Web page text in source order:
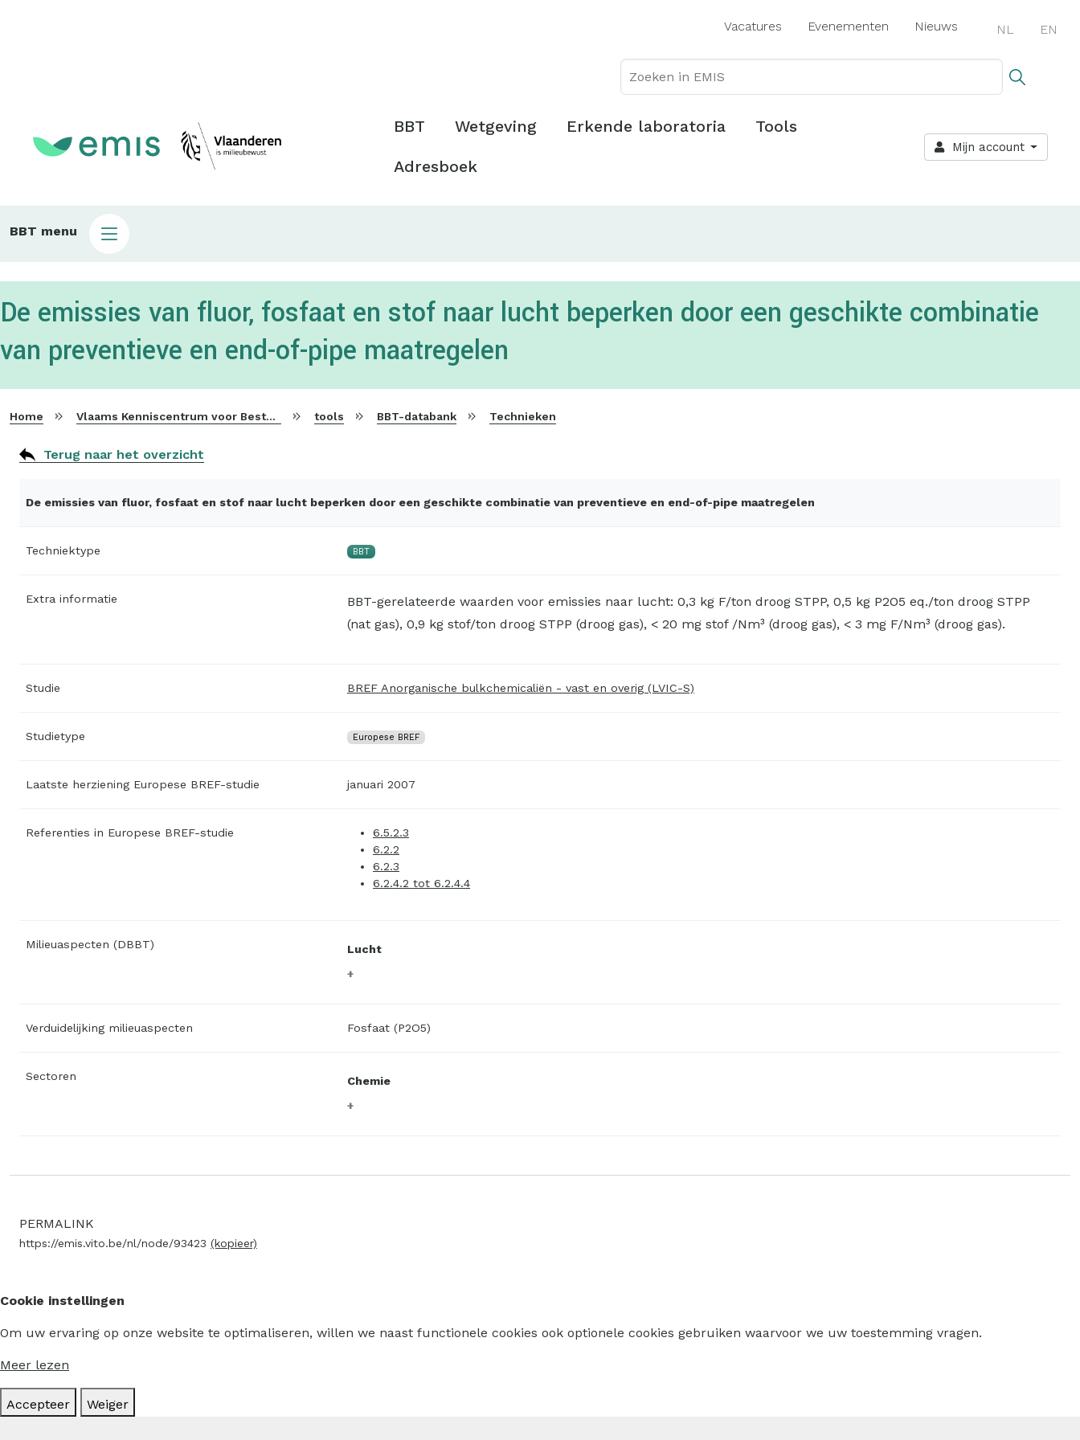
Vacatures Evenementen Nieuws NL EN
Hoofdmenu
BBT Wetgeving Erkende laboratoria Tools
Adresboek
Mijn account
Main
bbt
BBT menu
De emissies van fluor, fosfaat en stof naar lucht beperken door een geschikte combinatie
van preventieve en end-of-pipe maatregelen
Home Vlaams Kenniscentrum voor Beste Beschikbare Technieken tools BBT-databank Technieken
Terug naar het overzicht
De emissies van fluor, fosfaat en stof naar lucht beperken door een geschikte combinatie van preventieve en end-of-pipe maatregelen
Techniektype BBT
Extra informatie
BBT-gerelateerde waarden voor emissies naar lucht: 0,3 kg F/ton droog STPP, 0,5 kg P2O5 eq./ton droog STPP
(nat gas), 0,9 kg stof/ton droog STPP (droog gas), < 20 mg stof /Nm³ (droog gas), < 3 mg F/Nm³ (droog gas).
Studie BREF Anorganische bulkchemicaliën - vast en overig (LVIC-S)
Studietype Europese BREF
Laatste herziening Europese BREF-studie januari 2007
Referenties in Europese BREF-studie
6.5.2.3
6.2.2
6.2.3
6.2.4.2 tot 6.2.4.4
Milieuaspecten (DBBT) Lucht
Verduidelijking milieuaspecten Fosfaat (P2O5)
Sectoren Chemie
PERMALINK
https://emis.vito.be/nl/node/93423 (kopieer)
Cookie instellingen
Om uw ervaring op onze website te optimaliseren, willen we naast functionele cookies ook optionele cookies gebruiken waarvoor we uw toestemming vragen.
Meer lezen
Accepteer Weiger